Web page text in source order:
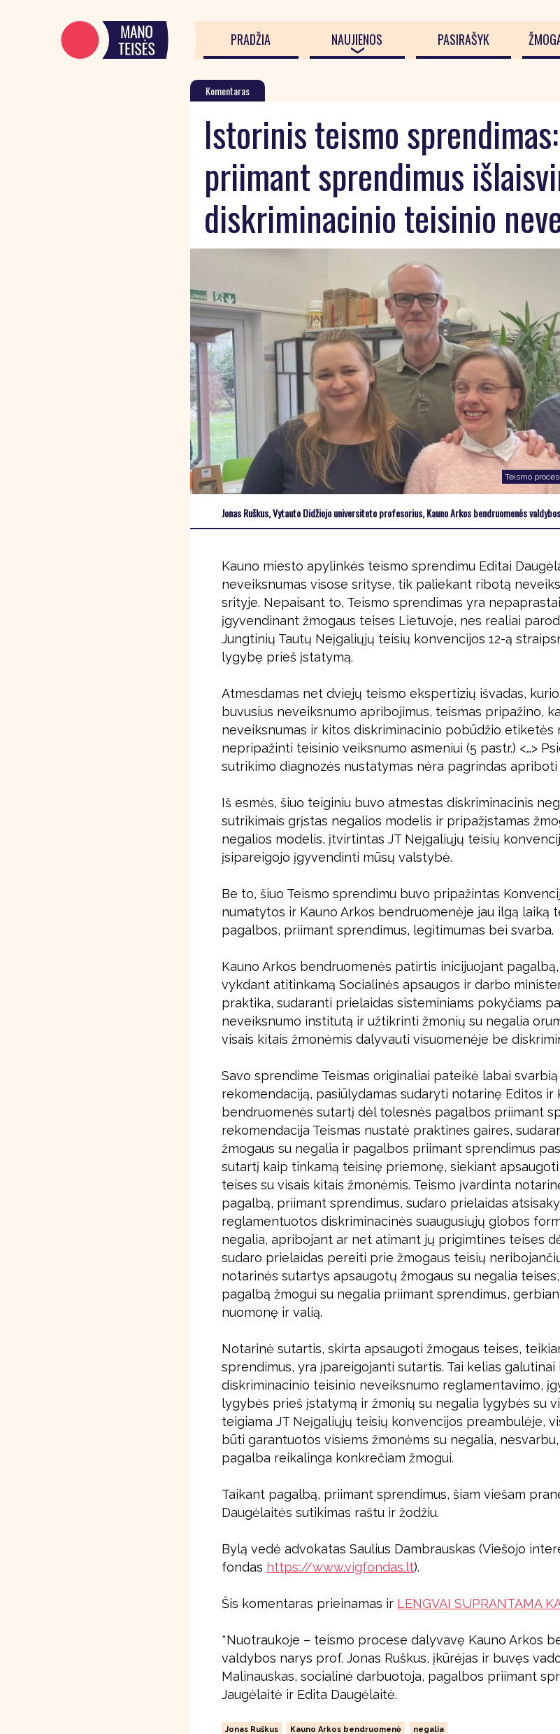
PRADŽIA NAUJIENOS PASIRAŠYK
Komentaras
Istorinis teismo
priimant sprendimus
diskriminacinio teisinio
Teismo
Jonas Ruškus, Vytauto Didžiojo universiteto profesorius, Kauno Arkos bendruomenės
Kauno miesto apylinkės teismo sprendimu Editai
neveiksnumas visose srityse, tik paliekant ribotą
srityje. Nepaisant to, Teismo sprendimas yra
įgyvendinant žmogaus teises Lietuvoje, nes realiai
Jungtinių Tautų Neįgaliųjų teisių konvencijos 12-ą
lygybę prieš įstatymą.
Atmesdamas net dviejų teismo ekspertizių išvadas,
buvusius neveiksnumo apribojimus, teismas pripažino,
neveiksnumas ir kitos diskriminacinio pobūdžio etiketės
nepripažinti teisinio veiksnumo asmeniui (5 pastr.) <…>
sutrikimo diagnozės nustatymas nėra pagrindas apriboti
Iš esmės, šiuo teiginiu buvo atmestas diskriminacinis
sutrikimais grįstas negalios modelis ir pripažįstamas
negalios modelis, įtvirtintas JT Neįgaliųjų teisių
įsipareigojo įgyvendinti mūsų valstybė.
Be to, šiuo Teismo sprendimu buvo pripažintas
numatytos ir Kauno Arkos bendruomenėje jau ilgą laiką
pagalbos, priimant sprendimus, legitimumas bei svarba.
Kauno Arkos bendruomenės patirtis inicijuojant
vykdant atitinkamą Socialinės apsaugos ir darbo
praktika, sudaranti prielaidas sisteminiams pokyčiams
neveiksnumo institutą ir užtikrinti žmonių su negalia
visais kitais žmonėmis dalyvauti visuomenėje be
Savo sprendime Teismas originaliai pateikė labai svarbią
rekomendaciją, pasiūlydamas sudaryti notarinę Editos ir
bendruomenės sutartį dėl tolesnės pagalbos priimant
rekomendacija Teismas nustatė praktines gaires,
žmogaus su negalia ir pagalbos priimant sprendimus
sutartį kaip tinkamą teisinę priemonę, siekiant
teises su visais kitais žmonėmis. Teismo įvardinta
pagalbą, priimant sprendimus, sudaro prielaidas
reglamentuotos diskriminacinės suaugusiųjų globos
negalia, apribojant ar net atimant jų prigimtines teises
sudaro prielaidas pereiti prie žmogaus teisių
notarinės sutartys apsaugotų žmogaus su negalia
pagalbą žmogui su negalia priimant sprendimus,
nuomonę ir valią.
Notarinė sutartis, skirta apsaugoti žmogaus teises,
sprendimus, yra įpareigojanti sutartis. Tai kelias galutinai
diskriminacinio teisinio neveiksnumo reglamentavimo,
lygybės prieš įstatymą ir žmonių su negalia lygybės su
teigiama JT Neįgaliųjų teisių konvencijos preambulėje,
būti garantuotos visiems žmonėms su negalia,
pagalba reikalinga konkrečiam žmogui.
Taikant pagalbą, priimant sprendimus, šiam viešam
Daugėlaitės sutikimas raštu ir žodžiu.
Bylą vedė advokatas Saulius Dambrauskas (Viešojo
fondas https://www.vigfondas.lt).
Šis komentaras prieinamas ir LENGVAI SUPRANTAMA
*Nuotraukoje – teismo procese dalyvavę Kauno Arkos
valdybos narys prof. Jonas Ruškus, įkūrėjas ir buvęs
Malinauskas, socialinė darbuotoja, pagalbos priimant
Jaugėlaitė ir Edita Daugėlaitė.
Jonas Ruškus Kauno Arkos bendruomenė negalia